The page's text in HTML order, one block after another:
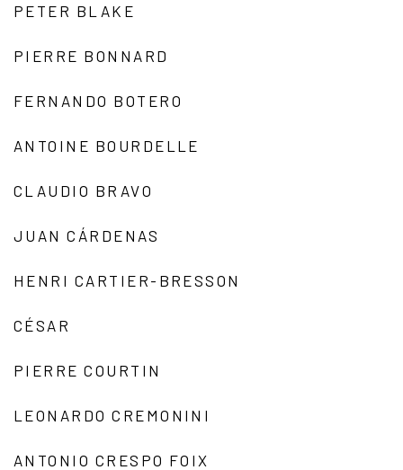
PETER BLAKE
PIERRE BONNARD
FERNANDO BOTERO
ANTOINE BOURDELLE
CLAUDIO BRAVO
JUAN CÁRDENAS
HENRI CARTIER-BRESSON
CÉSAR
PIERRE COURTIN
LEONARDO CREMONINI
ANTONIO CRESPO FOIX